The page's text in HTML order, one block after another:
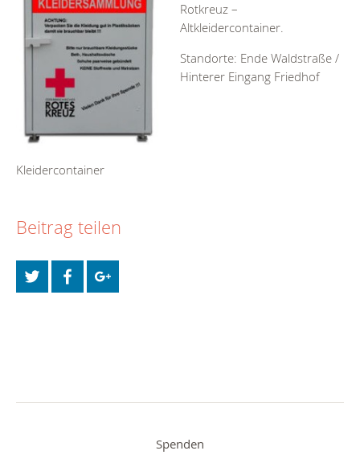
Kleidercontainer
Rotkreuz –
Altkleidercontainer.
Standorte: Ende Waldstraße /
Hinterer Eingang Friedhof
Beitrag teilen
Spenden